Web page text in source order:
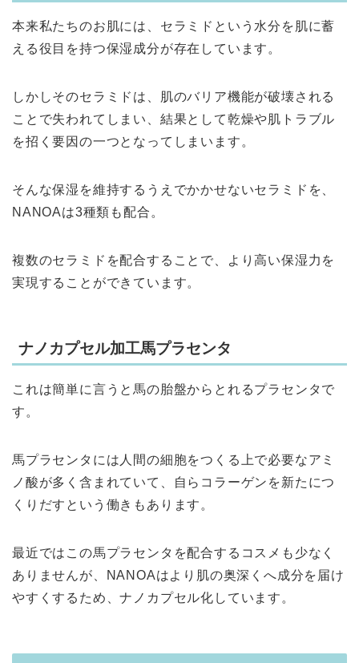
本来私たちのお肌には、セラミドという水分を肌に蓄
える役目を持つ保湿成分が存在しています。
しかしそのセラミドは、肌のバリア機能が破壊される
ことで失われてしまい、結果として乾燥や肌トラブル
を招く要因の一つとなってしまいます。
そんな保湿を維持するうえでかかせないセラミドを、
NANOAは3種類も配合。
複数のセラミドを配合することで、より高い保湿力を
実現することができています。
ナノカプセル加工馬プラセンタ
これは簡単に言うと馬の胎盤からとれるプラセンタで
す。
馬プラセンタには人間の細胞をつくる上で必要なアミ
ノ酸が多く含まれていて、自らコラーゲンを新たにつ
くりだすという働きもあります。
最近ではこの馬プラセンタを配合するコスメも少なく
ありませんが、NANOAはより肌の奥深くへ成分を届け
やすくするため、ナノカプセル化しています。